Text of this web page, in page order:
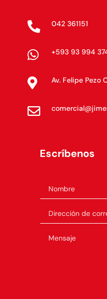
 042 361151
 +593 93 994
 Av. Felipe Pezo

Escríbenos